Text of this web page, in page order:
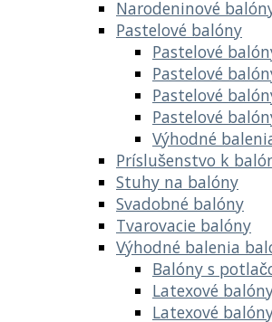
Narodeninové
Pastelové balóny
Pastelové
Pastelové
Pastelové
Pastelové
Výhodné
Príslušenstvo k
Stuhy na balóny
Svadobné balóny
Tvarovacie balóny
Výhodné balenia
Balóny s
Latexové
Latexové